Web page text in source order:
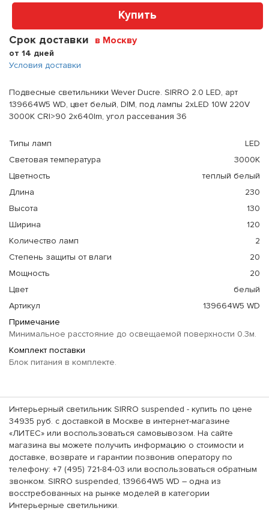
Купить
Срок доставки в Москву
от 14 дней
Условия доставки
Подвесные светильники Wever Ducre. SIRRO 2.0 LED, арт
139664W5 WD, цвет белый, DIM, под лампы 2xLED 10W 220V
3000K CRI>90 2x640lm, угол рассевания 36
Типы ламп
LED
Световая температура
3000К
Цветность
теплый белый
Длина
230
Высота
130
Ширина
120
Количество ламп
2
Степень защиты от влаги
20
Мощность
20
Цвет
белый
Артикул
139664W5 WD
Примечание
Минимальное расстояние до освещаемой поверхности 0.3м.
Комплект поставки
Блок питания в комплекте.
Интерьерный светильник SIRRO suspended - купить по цене
34935 руб. с доставкой в Москве в интернет-магазине
«ЛИТЕС» или воспользоваться самовывозом. На сайте
магазина вы можете получить информацию о стоимости и
доставке, возврате и гарантии позвонив оператору по
телефону: +7 (495) 721-84-03 или воспользоваться обратным
звонком. SIRRO suspended, 139664W5 WD – одна из
восстребованных на рынке моделей в категории
Интерьерные светильники.